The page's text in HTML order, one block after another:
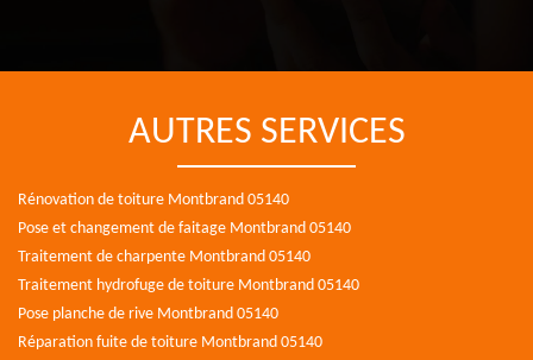
AUTRES SERVICES
Rénovation de toiture Montbrand 05140
Pose et changement de faitage Montbrand 05140
Traitement de charpente Montbrand 05140
Traitement hydrofuge de toiture Montbrand 05140
Pose planche de rive Montbrand 05140
Réparation fuite de toiture Montbrand 05140